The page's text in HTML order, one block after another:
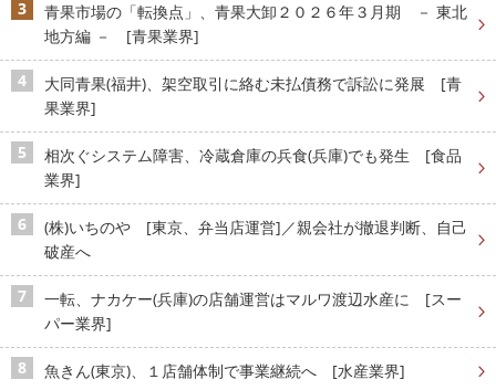
青果市場の「転換点」、青果大卸２０２６年３月期 － 東北
地方編 － [青果業界]
大同青果(福井)、架空取引に絡む未払債務で訴訟に発展 [青
果業界]
相次ぐシステム障害、冷蔵倉庫の兵食(兵庫)でも発生 [食品
業界]
(株)いちのや [東京、弁当店運営]／親会社が撤退判断、自己
破産へ
一転、ナカケー(兵庫)の店舗運営はマルワ渡辺水産に [スー
パー業界]
魚きん(東京)、１店舗体制で事業継続へ [水産業界]